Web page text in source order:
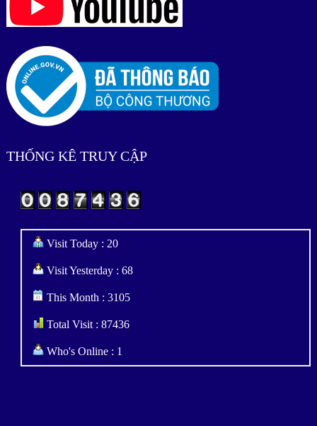
THỐNG KÊ TRUY CẬP
Visit Today : 20
Visit Yesterday : 68
This Month : 3105
Total Visit : 87436
Who's Online : 1